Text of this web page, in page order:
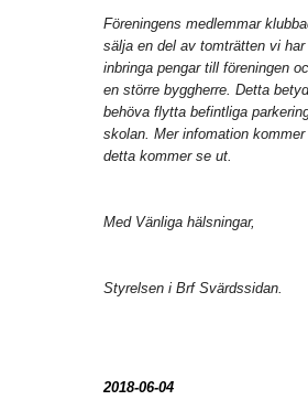
Föreningens medlemmar
sälja en del av tomträtten vi
inbringa pengar till föreningen
en större byggherre. Detta
behöva flytta befintliga
skolan. Mer infomation
detta kommer se ut.
Med Vänliga hälsningar,
Styrelsen i Brf Svärdssidan.
2018-06-04